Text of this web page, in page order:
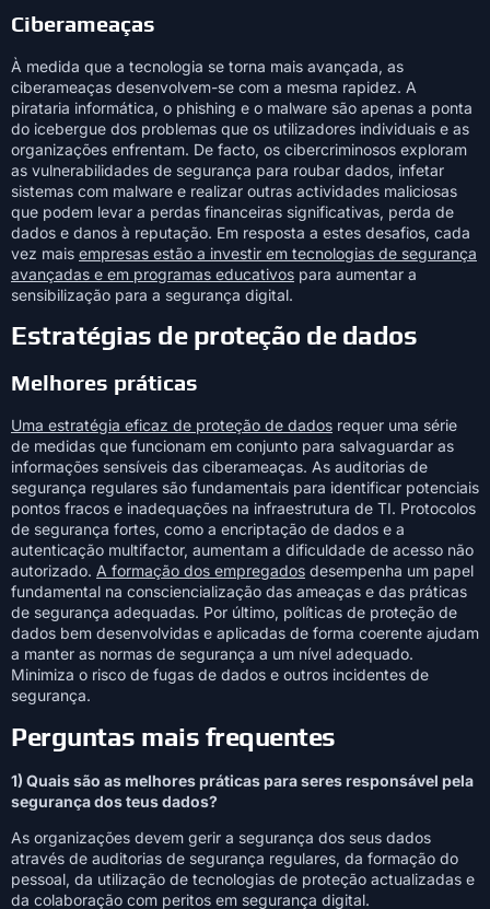
Ciberameaças
À medida que a tecnologia se torna mais avançada, as
ciberameaças desenvolvem-se com a mesma rapidez. A
pirataria informática, o phishing e o malware são apenas a ponta
do icebergue dos problemas que os utilizadores individuais e as
organizações enfrentam. De facto, os cibercriminosos exploram
as vulnerabilidades de segurança para roubar dados, infetar
sistemas com malware e realizar outras actividades maliciosas
que podem levar a perdas financeiras significativas, perda de
dados e danos à reputação. Em resposta a estes desafios, cada
vez mais empresas estão a investir em tecnologias de segurança
avançadas e em programas educativos para aumentar a
sensibilização para a segurança digital.
Estratégias de proteção de dados
Melhores práticas
Uma estratégia eficaz de proteção de dados requer uma série
de medidas que funcionam em conjunto para salvaguardar as
informações sensíveis das ciberameaças. As auditorias de
segurança regulares são fundamentais para identificar potenciais
pontos fracos e inadequações na infraestrutura de TI. Protocolos
de segurança fortes, como a encriptação de dados e a
autenticação multifactor, aumentam a dificuldade de acesso não
autorizado. A formação dos empregados desempenha um papel
fundamental na consciencialização das ameaças e das práticas
de segurança adequadas. Por último, políticas de proteção de
dados bem desenvolvidas e aplicadas de forma coerente ajudam
a manter as normas de segurança a um nível adequado.
Minimiza o risco de fugas de dados e outros incidentes de
segurança.
Perguntas mais frequentes
1) Quais são as melhores práticas para seres responsável pela
segurança dos teus dados?
As organizações devem gerir a segurança dos seus dados
através de auditorias de segurança regulares, da formação do
pessoal, da utilização de tecnologias de proteção actualizadas e
da colaboração com peritos em segurança digital.